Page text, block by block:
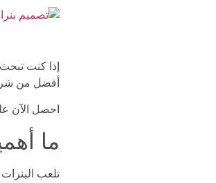
إذا كنت
أفضل من شركة لوكر 20 الرائدة في عالم تصميم الجرافيك
احصل الآن
ما
تلعب